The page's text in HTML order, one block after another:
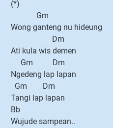
(*)
Gm
Wong ganteng nu hideung
Dm
Ati kula wis demen
Gm Dm
Ngedeng lap lapan
Gm Dm
Tangi lap lapan
Bb
Wujude sampean..